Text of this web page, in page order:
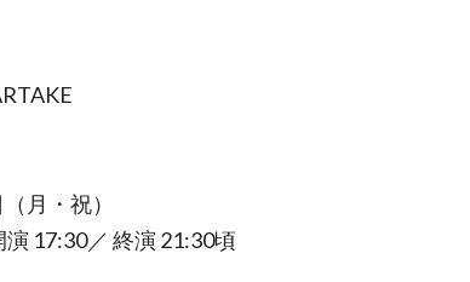
月・祝）
演 17:30／ 終演 21:30頃